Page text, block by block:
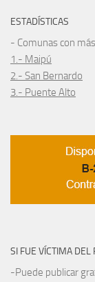
ESTADÍSTICAS
- Comunas con
1.- Maipú
2.- San Bernardo
3.- Puente Alto
SI FUE VÍCTIMA DEL
-Puede publicar